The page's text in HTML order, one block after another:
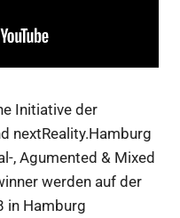
Initiative der
nextReality.Hamburg
, Agumented & Mixed
werden auf der
in Hamburg